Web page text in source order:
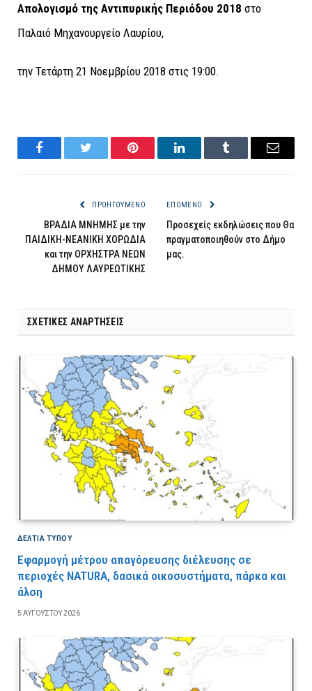
Απολογισμό της Αντιπυρικής Περιόδου 2018 στο
Παλαιό Μηχανουργείο Λαυρίου,
την Τετάρτη 21 Νοεμβρίου 2018 στις 19:00.
FacebookTwitter Pinterest LinkedInTumblr Email
ΠΡΟΗΓΟΎΜΕΝΟ
ΒΡΑΔΙΑ ΜΝΗΜΗΣ με την
ΠΑΙΔΙΚΗ-ΝΕΑΝΙΚΗ ΧΟΡΩΔΙΑ
και την ΟΡΧΗΣΤΡΑ ΝΕΩΝ
ΔΗΜΟΥ ΛΑΥΡΕΩΤΙΚΗΣ
ΕΠΌΜΕΝΟ
Προσεχείς εκδηλώσεις που Θα
πραγματοποιηθούν στο Δήμο
μας.
ΣΧΕΤΙΚΈΣ ΑΝΑΡΤΉΣΕΙΣ
ΔΕΛΤΙΑ ΤΥΠΟΥ
Εφαρμογή μέτρου απαγόρευσης διέλευσης σε
περιοχές NATURA, δασικά οικοσυστήματα, πάρκα και
άλση
5 ΑΥΓΟΎΣΤΟΥ 2026